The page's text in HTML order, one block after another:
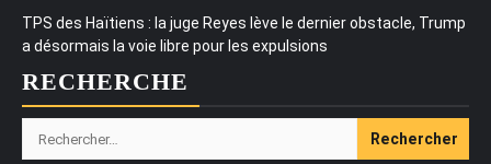
TPS des Haïtiens : la juge Reyes lève le dernier obstacle, Trump
a désormais la voie libre pour les expulsions
RECHERCHE
Rechercher :